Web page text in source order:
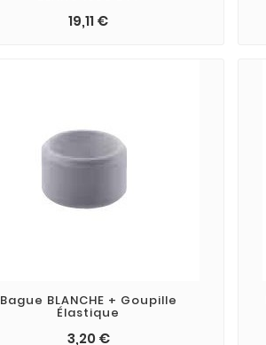
19,11 €
Bague BLANCHE + Goupille
Élastique
3,20 €